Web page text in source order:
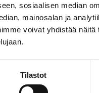
sosiaalisen median
mainosalan ja
voivat yhdistää näitä
Tilastot